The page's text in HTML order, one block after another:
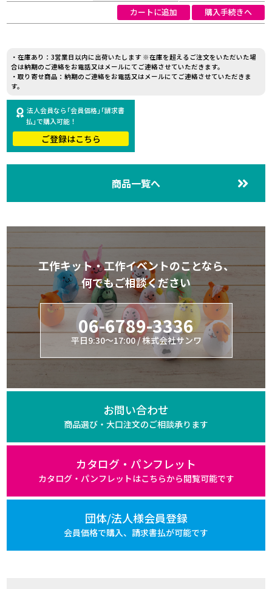
カートに追加 購入手続きへ
・在庫あり：3営業日以内に出荷いたします ※在庫を超えるご注文をいただいた場
合は納期のご連絡をお電話又はメールにてご連絡させていただきます。
・取り寄せ商品：納期のご連絡をお電話又はメールにてご連絡させていただきま
す。
法人会員なら｢会員価格｣｢請求書
払｣で購入可能！
ご登録はこちら
商品一覧へ
工作キット・工作イベントのことなら、
何でもご相談ください
06-6789-3336
平日9:30～17:00 / 株式会社サンワ
お問い合わせ
商品選び・大口注文のご相談承ります
カタログ・パンフレット
カタログ・パンフレットはこちらから閲覧可能です
団体/法人様会員登録
会員価格で購入、 請求書払が可能です